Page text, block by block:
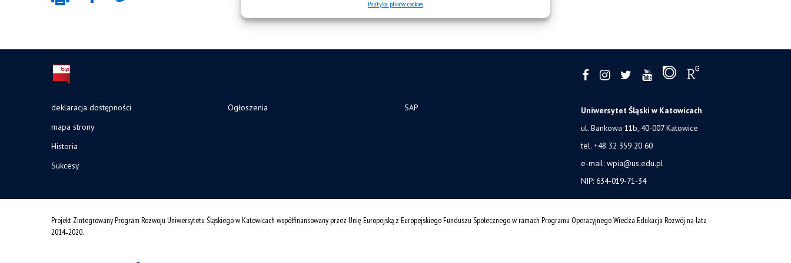
Polityka plików cookies
deklaracja dostępności
mapa strony
Historia
Sukcesy
Ogłoszenia SAP
Uniwersytet Śląski w Katowicach
ul. Bankowa 11b, 40-007 Katowice
tel. +48 32 359 20 60
e-mail: wpia@us.edu.pl
NIP: 634-019-71-34
Projekt Zintegrowany Program Rozwoju Uniwersytetu Śląskiego w Katowicach współfinansowany przez Unię Europejską z Europejskiego Funduszu Społecznego w ramach Programu Operacyjnego Wiedza Edukacja Rozwój na lata
2014˗2020.